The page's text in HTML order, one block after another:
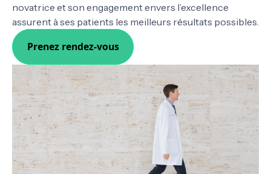
novatrice et son engagement envers l’excellence
assurent à ses patients les meilleurs résultats possibles.
Prenez rendez-vous